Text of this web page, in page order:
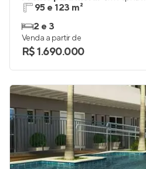
95 e 123 m²
2 e 3
Venda a partir de
R$ 1.690.000